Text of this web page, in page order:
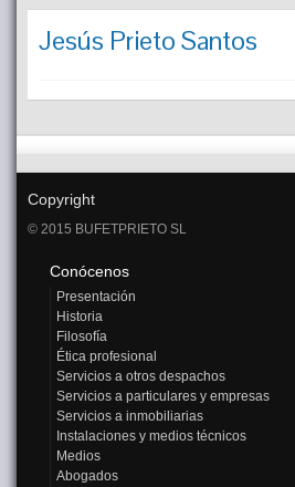
Jesús Prieto Santos
Copyright
© 2015 BUFETPRIETO SL
Conócenos
Presentación
Historia
Filosofía
Ética profesional
Servicios a otros despachos
Servicios a particulares y empresas
Servicios a inmobiliarias
Instalaciones y medios técnicos
Medios
Abogados